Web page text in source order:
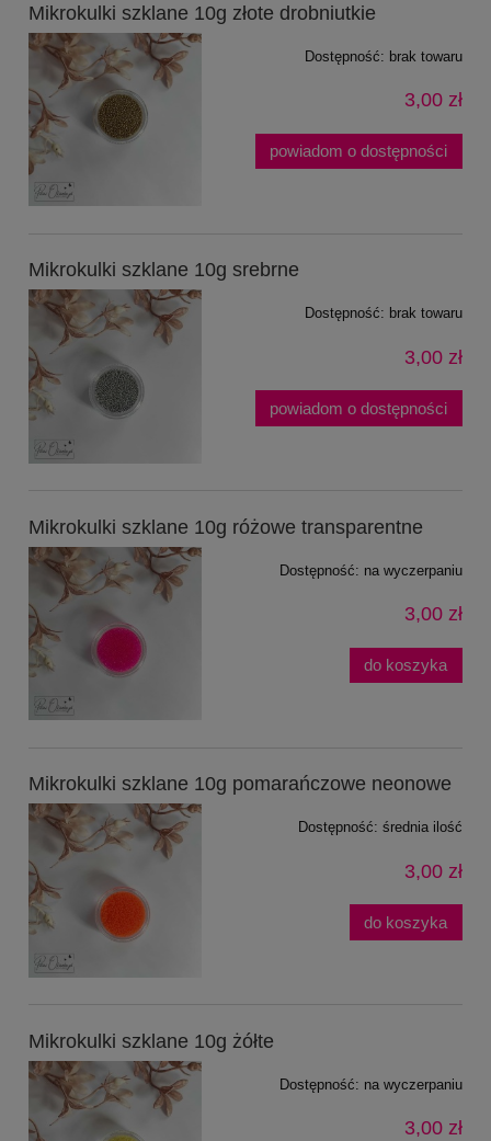
Mikrokulki szklane 10g złote drobniutkie
Dostępność: brak towaru
3,00 zł
powiadom o dostępności
Mikrokulki szklane 10g srebrne
Dostępność: brak towaru
3,00 zł
powiadom o dostępności
Mikrokulki szklane 10g różowe transparentne
Dostępność: na wyczerpaniu
3,00 zł
do koszyka
Mikrokulki szklane 10g pomarańczowe neonowe
Dostępność: średnia ilość
3,00 zł
do koszyka
Mikrokulki szklane 10g żółte
Dostępność: na wyczerpaniu
3,00 zł